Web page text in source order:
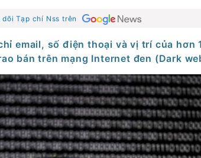
dõi Tạp chí Nss trên
email, số điện thoại và vị trí của hơn
bán trên mạng Internet đen (Dark